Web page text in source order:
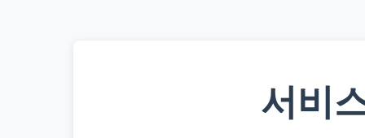
서비